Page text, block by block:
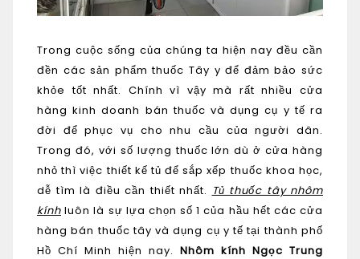
Trong cuộc sống của chúng ta hiện nay đều cần
đền các sản phẩm thuốc Tây y để đảm bảo sức
khỏe tốt nhất. Chính vì vậy mà rất nhiều cửa
hàng kinh doanh bán thuốc và dụng cụ y tế ra
đời để phục vụ cho nhu cầu của người dân.
Trong đó, với số lượng thuốc lớn dù ở cửa hàng
nhỏ thì việc thiết kế tủ để sắp xếp thuốc khoa học,
dễ tìm là điều cần thiết nhất. Tủ thuốc tây nhôm
kính luôn là sự lựa chọn số 1 của hầu hết các cửa
hàng bán thuốc tây và dụng cụ y tế tại thành phố
Hồ Chí Minh hiện nay. Nhôm kính Ngọc Trung